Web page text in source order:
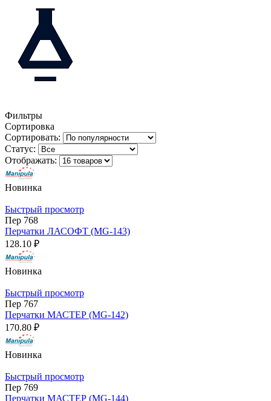
Фильтры
Сортировка
Сортировать:
Статус:
Отображать:
Новинка
Быстрый просмотр
Пер 768
Перчатки ЛАСОФТ (MG-143)
128.10 ₽
Новинка
Быстрый просмотр
Пер 767
Перчатки МАСТЕР (MG-142)
170.80 ₽
Новинка
Быстрый просмотр
Пер 769
Перчатки МАСТЕР (MG-144)